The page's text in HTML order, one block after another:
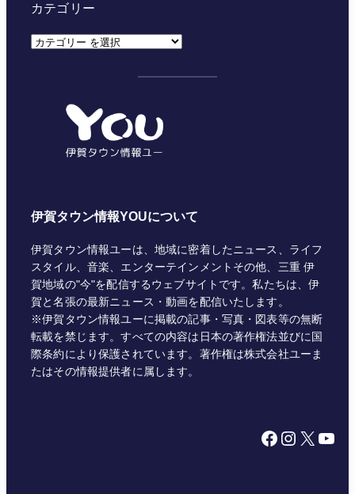
カテゴリー
カ
伊賀タウン情報YOUについて
伊賀タウン情報ユーは、地域に密着したニュース、ライフ
スタイル、音楽、エンターテインメントその他、三重 伊
賀地域の"今"を配信するウェブサイトです。私たちは、伊
賀と名張の最新ニュース・動画を配信いたします。
※伊賀タウン情報ユーに掲載の記事・写真・図表等の無断
転載を禁じます。すべての内容は日本の著作権法並びに国
際条約により保護されています。著作権は株式会社ユーま
たはその情報提供者に属します。
Facebook Instagram X YouTube